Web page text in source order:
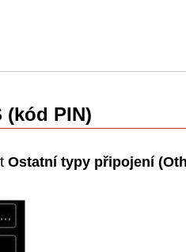
(kód PIN)
Ostatní typy připojení